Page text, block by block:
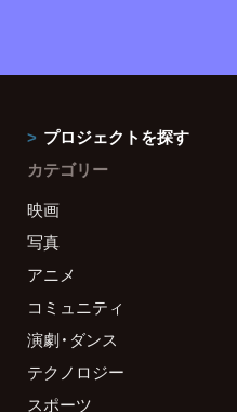
プロジェクトを探す
カテゴリー
映画
写真
アニメ
コミュニティ
演劇・ダンス
テクノロジー
スポーツ